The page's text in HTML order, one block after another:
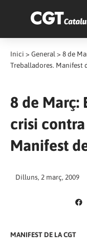
Inici > General > 8 de
Treballadores. Manifest
8 de Març:
crisi
Manifest
Dilluns, 2 març, 2009
MANIFEST DE LA CGT